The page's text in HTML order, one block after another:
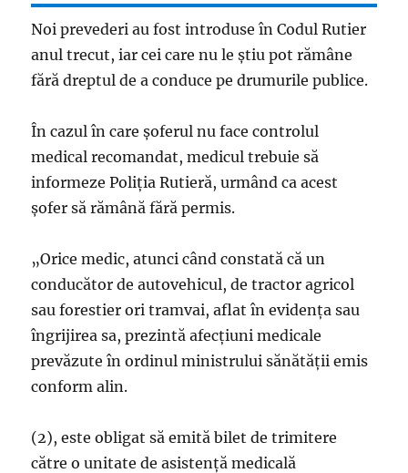
Noi prevederi au fost introduse în Codul Rutier
anul trecut, iar cei care nu le știu pot rămâne
fără dreptul de a conduce pe drumurile publice.
În cazul în care şoferul nu face controlul
medical recomandat, medicul trebuie să
informeze Poliţia Rutieră, urmând ca acest
şofer să rămână fără permis.
„Orice medic, atunci când constată că un
conducător de autovehicul, de tractor agricol
sau forestier ori tramvai, aflat în evidenţa sau
îngrijirea sa, prezintă afecţiuni medicale
prevăzute în ordinul ministrului sănătăţii emis
conform alin.
(2), este obligat să emită bilet de trimitere
către o unitate de asistenţă medicală